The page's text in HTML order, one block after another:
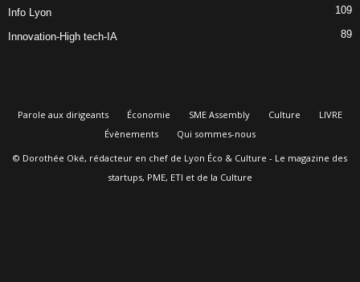
Info Lyon 109
Innovation-High tech-IA 89
Parole aux dirigeants Économie SME Assembly Culture
LIVRE
Évènements
Qui sommes-nous
© Dorothée Oké, rédacteur en chef de Lyon Éco & Culture - Le magazine des
startups, PME, ETI et de la Culture